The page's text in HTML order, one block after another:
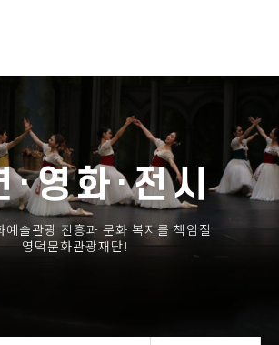
·영화·전시
예술관광 진흥과 문화 복지를 책임질
영덕문화관광재단!